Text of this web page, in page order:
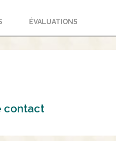
ÉVALUATIONS
contact